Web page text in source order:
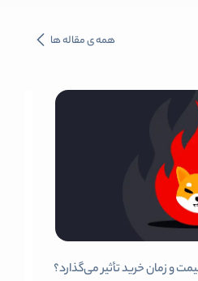
همه ی مقاله ها
و زمان خرید تأثیر می‌گذارد؟